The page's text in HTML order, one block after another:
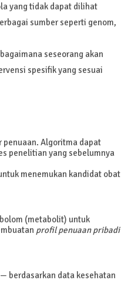
yang tidak dapat dilihat
sumber seperti genom,
seseorang akan
spesifik yang sesuai
penuaan. Algoritma dapat
penelitian yang sebelumnya
menemukan kandidat obat
(metabolit) untuk
profil penuaan pribadi
berdasarkan data kesehatan